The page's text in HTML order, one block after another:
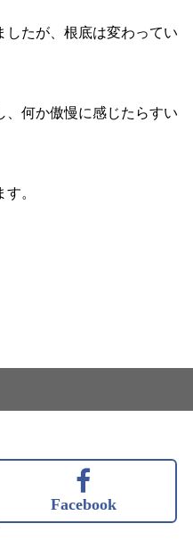
したが、根底は変わってい
、何か傲慢に感じたらすい
。
Facebook